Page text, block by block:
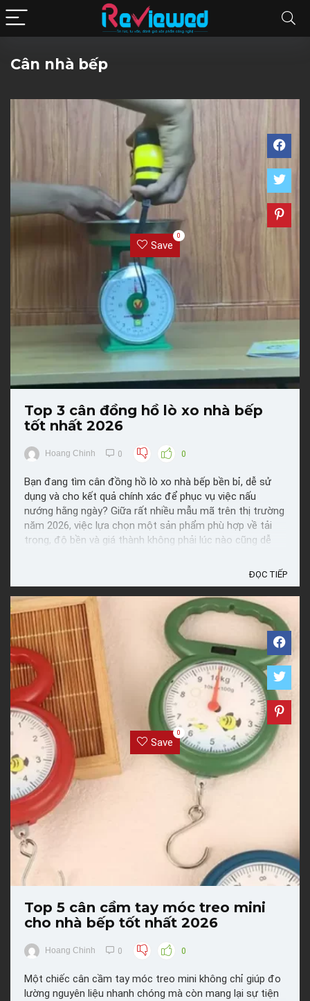
Cân nhà bếp
Save
0
Top 3 cân đồng hồ lò xo nhà bếp
tốt nhất 2026
Hoang Chinh 0 0
Bạn đang tìm cân đồng hồ lò xo nhà bếp bền bỉ, dễ sử
dụng và cho kết quả chính xác để phục vụ việc nấu
nướng hằng ngày? Giữa rất nhiều mẫu mã trên thị trường
năm 2026, việc lựa chọn một sản phẩm phù hợp về tải
trọng, độ bền và giá thành không phải lúc nào cũng dễ
ĐỌC TIẾP
Save
0
Top 5 cân cầm tay móc treo mini
cho nhà bếp tốt nhất 2026
Hoang Chinh 0 0
Một chiếc cân cầm tay móc treo mini không chỉ giúp đo
lường nguyên liệu nhanh chóng mà còn mang lại sự tiện